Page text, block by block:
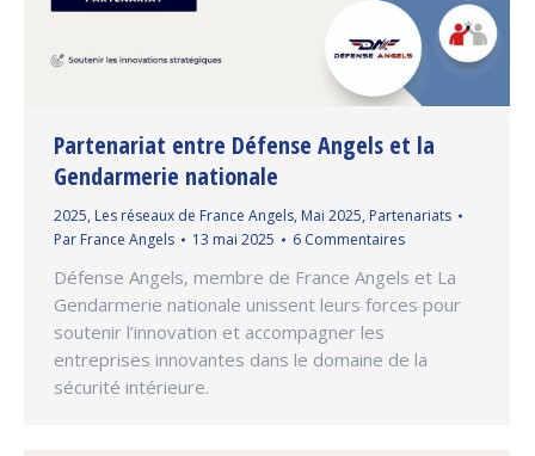
Partenariat entre Défense Angels et la
Gendarmerie nationale
2025, Les réseaux de France Angels, Mai 2025, Partenariats
Par France Angels 13 mai 2025 6 Commentaires
Défense Angels, membre de France Angels et La
Gendarmerie nationale unissent leurs forces pour
soutenir l’innovation et accompagner les
entreprises innovantes dans le domaine de la
sécurité intérieure.